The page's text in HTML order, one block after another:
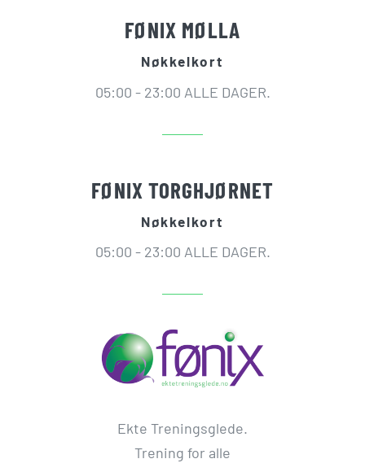
FØNIX MØLLA
Nøkkelkort
05:00 - 23:00 ALLE DAGER.
FØNIX TORGHJØRNET
Nøkkelkort
05:00 - 23:00 ALLE DAGER.
Ekte Treningsglede.
Trening for alle